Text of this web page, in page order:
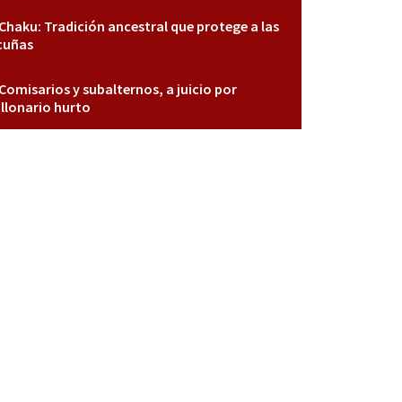
Chaku: Tradición ancestral que protege a las
Comisarios y subalternos, a juicio por
hurto